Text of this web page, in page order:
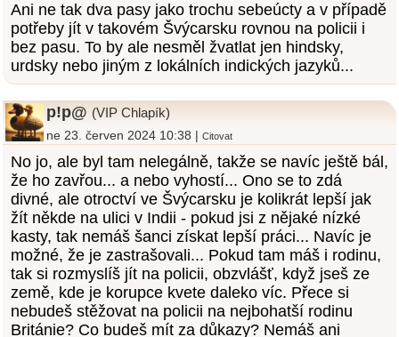
Ani ne tak dva pasy jako trochu sebeúcty a v případě
potřeby jít v takovém Švýcarsku rovnou na policii i
bez pasu. To by ale nesměl žvatlat jen hindsky,
urdsky nebo jiným z lokálních indických jazyků...
p!p@ (VIP Chlapík)
ne 23. červen 2024 10:38 |Citovat
No jo, ale byl tam nelegálně, takže se navíc ještě bál,
že ho zavřou... a nebo vyhostí... Ono se to zdá
divné, ale otroctví ve Švýcarsku je kolikrát lepší jak
žít někde na ulici v Indii - pokud jsi z nějaké nízké
kasty, tak nemáš šanci získat lepší práci... Navíc je
možné, že je zastrašovali... Pokud tam máš i rodinu,
tak si rozmyslíš jít na policii, obzvlášť, když jseš ze
země, kde je korupce kvete daleko víc. Přece si
nebudeš stěžovat na policii na nejbohatší rodinu
Británie? Co budeš mít za důkazy? Nemáš ani